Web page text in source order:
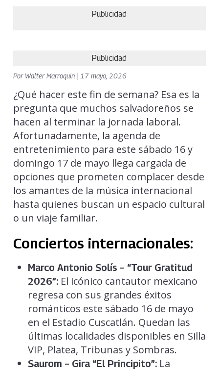
Publicidad
Publicidad
Por Walter Marroquin 17 mayo, 2026
¿Qué hacer este fin de semana? Esa es la
pregunta que muchos salvadoreños se
hacen al terminar la jornada laboral.
Afortunadamente, la agenda de
entretenimiento para este sábado 16 y
domingo 17 de mayo llega cargada de
opciones que prometen complacer desde
los amantes de la música internacional
hasta quienes buscan un espacio cultural
o un viaje familiar.
Conciertos internacionales:
Marco Antonio Solís – “Tour Gratitud
2026”:El icónico cantautor mexicano
regresa con sus grandes éxitos
románticos este sábado 16 de mayo
en el Estadio Cuscatlán. Quedan las
últimas localidades disponibles en Silla
VIP, Platea, Tribunas y Sombras.
Saurom – Gira “El Principito”:La